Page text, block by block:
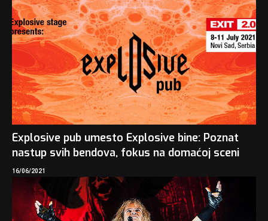
Explosive pub umesto Explosive bine: Poznat
nastup svih bendova, fokus na domaćoj sceni
16/06/2021